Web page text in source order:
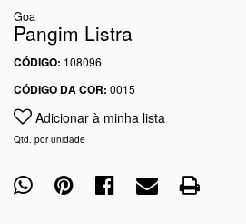
Goa
Pangim Listra
CÓDIGO: 108096
CÓDIGO DA COR: 0015
Adicionar à minha lista
Qtd. por unidade